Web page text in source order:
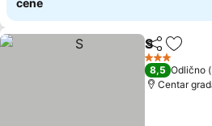
cene
Deli
S
3 Zvezdice
8,5 Odlično
Centar